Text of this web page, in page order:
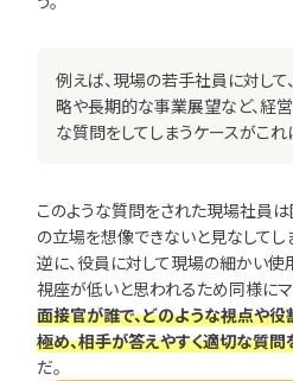
例えば、現場の若手社員に対し
略や長期的な事業展望など、経
な質問をしてしまうケースがこれ
このような質問をされた現場社員
の立場を想像できないと見なしてし
逆に、役員に対して現場の細かい使
視座が低いと思われるため同様にマ
面接官が誰で、どのような視点や
極め、相手が答えやすく適切な質
だ。